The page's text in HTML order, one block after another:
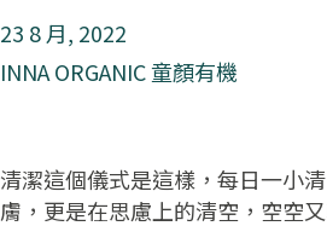
23 8 月, 2022
INNA ORGANIC 童顏有機
清潔這個儀式是這樣，每日一小
膚，更是在思慮上的清空，空空